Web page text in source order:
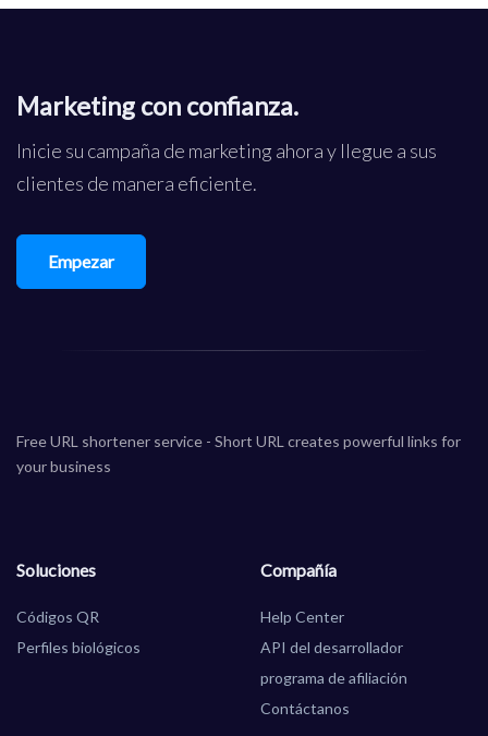
Marketing con confianza.
Inicie su campaña de marketing ahora y llegue a sus
clientes de manera eficiente.
Empezar
Free URL shortener service - Short URL creates powerful links for
your business
Soluciones
Códigos QR
Perfiles biológicos
Compañía
Help Center
API del desarrollador
programa de afiliación
Contáctanos